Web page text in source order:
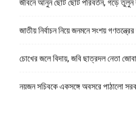
জীবনে আনুন ছোট ছোট পরিবর্তন, গড়ে
জাতীয় নির্বাচন নিয়ে জনমনে সংশয়
চোখের জলে বিদায়, জবি ছাত্রদল নেতা
নয়জন সচিবকে একসঙ্গে অবসরে পাঠালো